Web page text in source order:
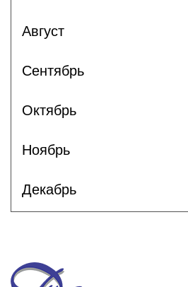
Август
Сентябрь
Октябрь
Ноябрь
Декабрь